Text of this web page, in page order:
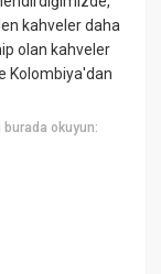
kahveler daha
olan kahveler
Kolombiya'dan
burada okuyun: